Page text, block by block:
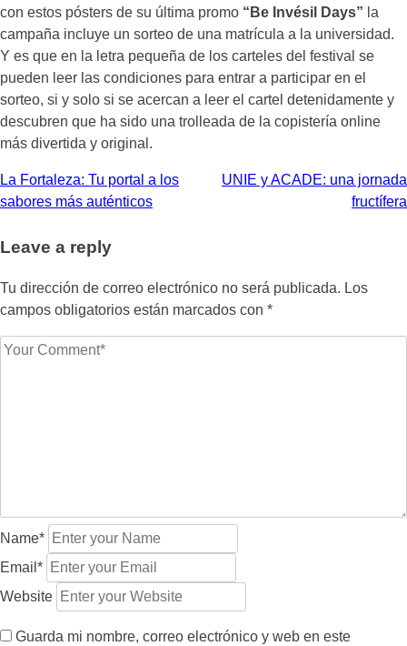
con estos pósters de su última promo “Be Invésil Days” la
campaña incluye un sorteo de una matrícula a la universidad.
Y es que en la letra pequeña de los carteles del festival se
pueden leer las condiciones para entrar a participar en el
sorteo, si y solo si se acercan a leer el cartel detenidamente y
descubren que ha sido una trolleada de la copistería online
más divertida y original.
Navegación
entradas
La Fortaleza: Tu portal a los
sabores más auténticos
UNIE y ACADE: una jornada
fructífera
Leave a reply
Tu dirección de correo electrónico no será publicada. Los
campos obligatorios están marcados con *
Name*
Email*
Website
Guarda mi nombre, correo electrónico y web en este